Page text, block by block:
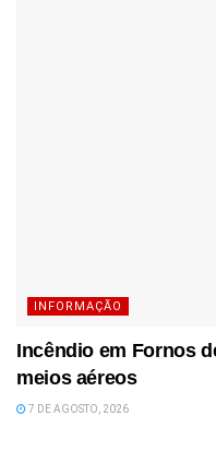
INFORMAÇÃO
Incêndio em Fornos
meios aéreos
7 DE AGOSTO, 2026